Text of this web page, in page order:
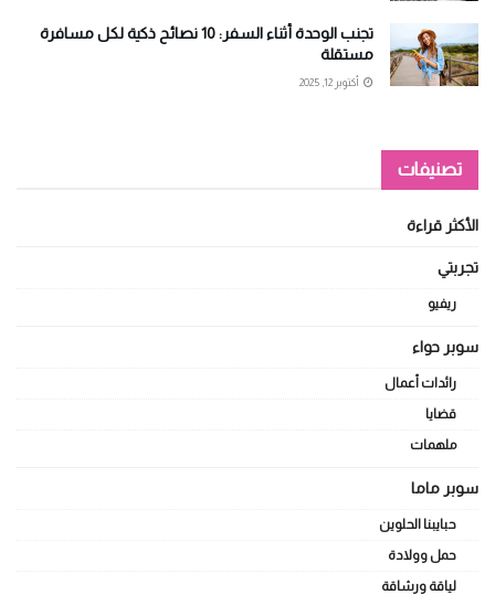
تجنب الوحدة أثناء السفر: 10 نصائح ذكية لكل مسافرة
مستقلة
أكتوبر 12, 2025
تصنيفات
الأكثر قراءة
تجربتي
ريفيو
سوبر حواء
رائدات أعمال
قضايا
ملهمات
سوبر ماما
حبايبنا الحلوين
حمل وولادة
لياقة ورشاقة